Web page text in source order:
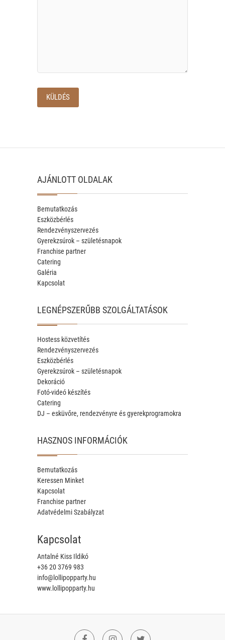
AJÁNLOTT OLDALAK
Bemutatkozás
Eszközbérlés
Rendezvényszervezés
Gyerekzsúrok – születésnapok
Franchise partner
Catering
Galéria
Kapcsolat
LEGNÉPSZERŰBB SZOLGÁLTATÁSOK
Hostess közvetítés
Rendezvényszervezés
Eszközbérlés
Gyerekzsúrok – születésnapok
Dekoráció
Fotó-videó készítés
Catering
DJ – esküvőre, rendezvényre és gyerekprogramokra
HASZNOS INFORMÁCIÓK
Bemutatkozás
Keressen Minket
Kapcsolat
Franchise partner
Adatvédelmi Szabályzat
Kapcsolat
Antalné Kiss Ildikó
+36 20 3769 983
info@lollipopparty.hu
www.lollipopparty.hu